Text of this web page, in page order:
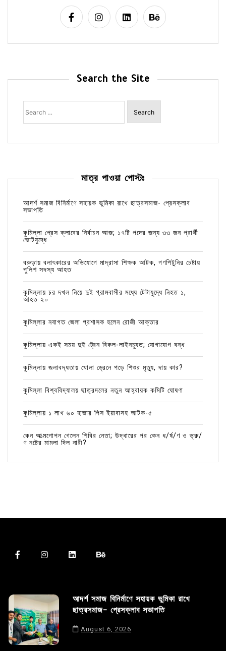
Search the Site
Search
for:
মাত্র পাওয়া পোস্টঃ
আদর্শ সমাজ বিনির্মাণে সহায়ক ভুমিকা রাখে ছাত্রসমাজ- প্রেসক্লাব
সভাপতি
কুমিল্লা প্রেস ক্লাবের নির্বাচন আজ; ১৭টি পদের জন্য ৩৩ জন প্রার্থী
ভোটযুদ্ধে
বরুড়ায় বলাৎকারের অভিযোগে মাদ্রাসা শিক্ষক আটক, গণপিটুনির চেষ্টায়
পুলিশ সদস্য আহত
কুমিল্লায় চর দখল নিয়ে দুই গ্রামবাসীর মধ্যে টেটাযুদ্ধে নিহত ১,
আহত ২০
কুমিল্লার নবাগত জেলা প্রশাসক হলেন রোজী আক্তার
কুমিল্লায় একই সময় দুই ট্রেন বিকল-লাইনচ্যুত; যোগাযোগ বন্ধ
কুমিল্লায় জলাবদ্ধতায় খোলা ড্রেনে পড়ে শিশুর মৃত্যু, দায় কার?
কুমিল্লা বিশ্ববিদ্যালয় ছাত্রদলের নতুন আহ্বায়ক কমিটি ঘোষণা
কুমিল্লায় ১ লাখ ৬০ হাজার পিস ইয়াবাসহ আটক-৫
কেন আত্মগোপন গেলেন শিবির নেতা; উদ্ধারের পর কেন ধ/র্ষ/ণ ও ভ্রু/
ণ নষ্টের মামলা দিল নারী?
আদর্শ সমাজ বিনির্মাণে সহায়ক ভুমিকা রাখে
ছাত্রসমাজ- প্রেসক্লাব সভাপতি
August 6, 2026